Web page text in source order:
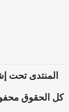
المنتدى تحت